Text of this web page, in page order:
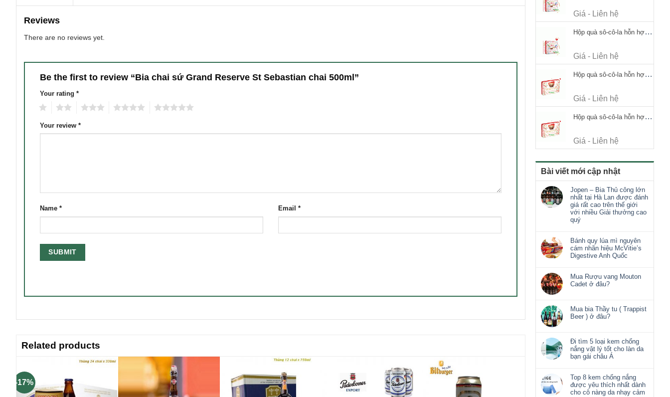
Giá - Liên hệ
Hộp quà sô-cô-la hỗn hợp Merci Petits Chocolate Collection 125g thiếc
Giá - Liên hệ
Hộp quà sô-cô-la hỗn hợp Merci Finest Selection 250g thiếc
Giá - Liên hệ
Hộp quà sô-cô-la hỗn hợp Merci Finest Selection 250g thiếc
Giá - Liên hệ
Bài viết mới cập nhật
Jopen – Bia Thủ công lớn
nhất tại Hà Lan được đánh
giá rất cao trên thế giới
với nhiều Giải thưởng cao
quý
Bánh quy lúa mì nguyên
cám nhãn hiệu McVitie’s
Digestive Anh Quốc
Mua Rượu vang Mouton
Cadet ở đâu?
Mua bia Thầy tu ( Trappist
Beer ) ở đâu?
Đi tìm 5 loại kem chống
nắng vật lý tốt cho làn da
bạn gái châu Á
Top 8 kem chống nắng
được yêu thích nhất dành
cho cô nàng da nhạy cảm
Reviews
There are no reviews yet.
Be the first to review “Bia chai sứ Grand Reserve St Sebastian chai 500ml”
Your rating *
Your review *
Name * Email *
Related products
-17%